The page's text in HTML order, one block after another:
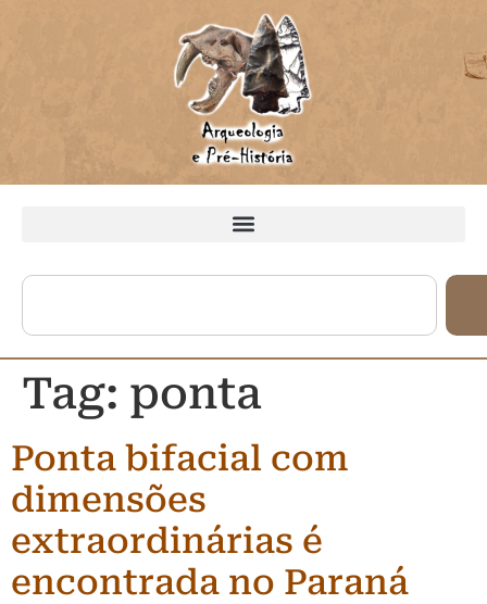
Tag: ponta
Ponta bifacial com
dimensões
extraordinárias é
encontrada no Paraná